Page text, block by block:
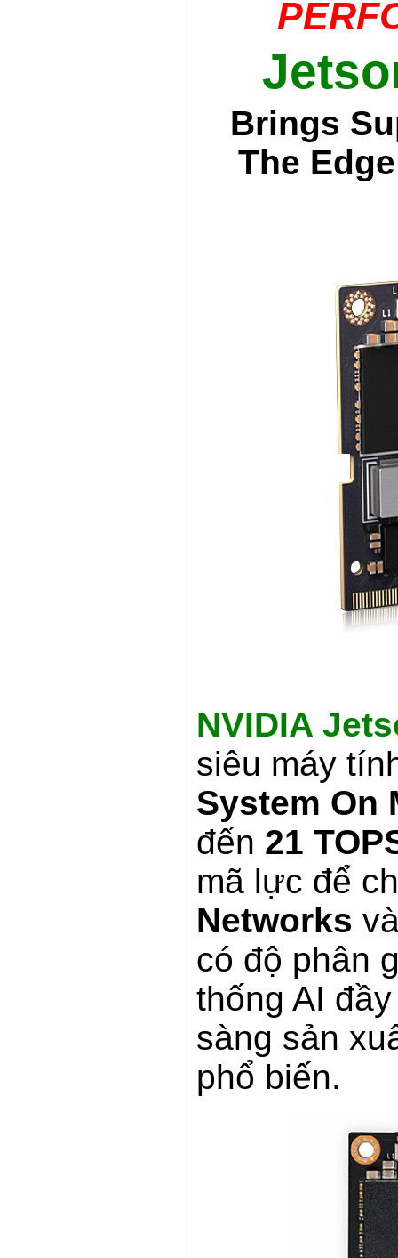
Brings
The
NVIDIA
siêu máy
System On
đến 21
mã lực để
Networks
có độ phân
thống AI
sàng sản
phổ biến.